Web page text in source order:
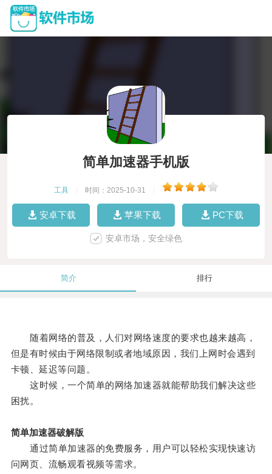
简单加速器手机版
工具 时间：2025-10-31
安卓下载 苹果下载 PC下载
安卓市场，安全绿色
简介 排行
随着网络的普及，人们对网络速度的要求也越来越高，
但是有时候由于网络限制或者地域原因，我们上网时会遇到
卡顿、延迟等问题。
这时候，一个简单的网络加速器就能帮助我们解决这些
困扰。
简单加速器破解版
通过简单加速器的免费服务，用户可以轻松实现快速访
问网页、流畅观看视频等需求。